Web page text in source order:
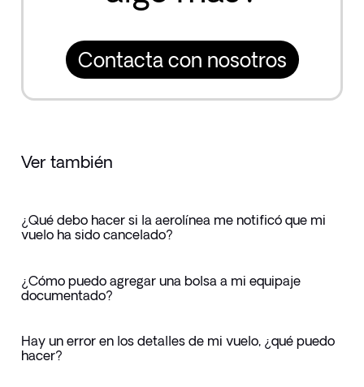
Contacta con nosotros
Ver también
¿Qué debo hacer si la aerolínea me notificó que mi
vuelo ha sido cancelado?
¿Cómo puedo agregar una bolsa a mi equipaje
documentado?
Hay un error en los detalles de mi vuelo, ¿qué puedo
hacer?